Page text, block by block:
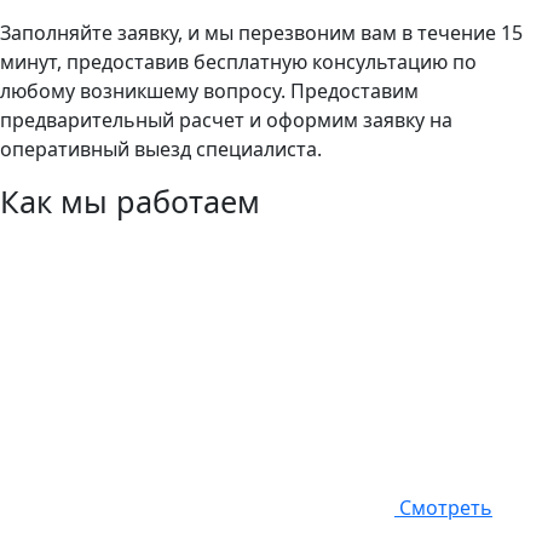
Заполняйте заявку, и мы перезвоним вам в течение 15
минут, предоставив бесплатную консультацию по
любому возникшему вопросу. Предоставим
предварительный расчет и оформим заявку на
оперативный выезд специалиста.
Как мы работаем
Смотреть